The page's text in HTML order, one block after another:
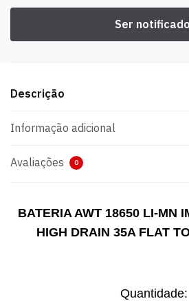
Descrição
Informação adicional
Avaliações 0
BATERIA AWT 18650 LI-MN
HIGH DRAIN 35A FLAT
Quantidade: